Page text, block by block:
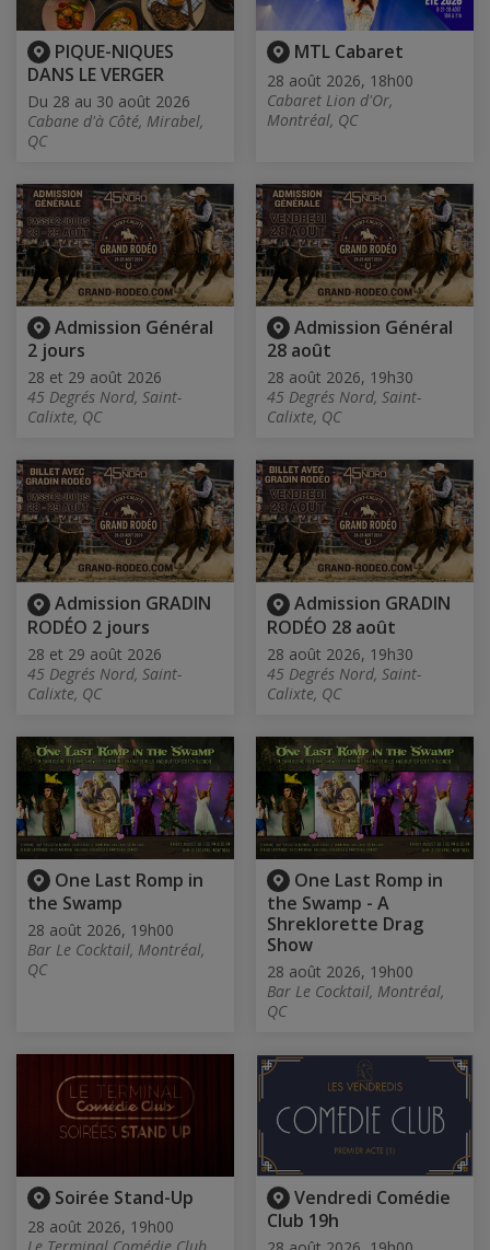
PIQUE-NIQUES
DANS LE VERGER
Du 28 au 30 août 2026
Cabane d'à Côté, Mirabel,
QC
MTL Cabaret
28 août 2026, 18h00
Cabaret Lion d'Or,
Montréal, QC
Admission Général
2 jours
28 et 29 août 2026
45 Degrés Nord, Saint-
Calixte, QC
Admission Général
28 août
28 août 2026, 19h30
45 Degrés Nord, Saint-
Calixte, QC
Admission GRADIN
RODÉO 2 jours
28 et 29 août 2026
45 Degrés Nord, Saint-
Calixte, QC
Admission GRADIN
RODÉO 28 août
28 août 2026, 19h30
45 Degrés Nord, Saint-
Calixte, QC
One Last Romp in
the Swamp
28 août 2026, 19h00
Bar Le Cocktail, Montréal,
QC
One Last Romp in
the Swamp - A
Shreklorette Drag
Show
28 août 2026, 19h00
Bar Le Cocktail, Montréal,
QC
Soirée Stand-Up
28 août 2026, 19h00
Vendredi Comédie
Club 19h